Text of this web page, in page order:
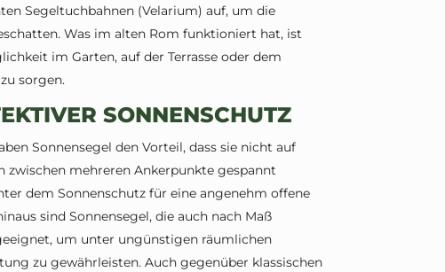
Segeltuchbahnen (Velarium) auf, um die
Was im alten Rom funktioniert hat, ist
im Garten, auf der Terrasse oder dem
sorgen.
SONNENSCHUTZ
Sonnensegel den Vorteil, dass sie nicht auf
zwischen mehreren Ankerpunkte gespannt
dem Sonnenschutz für eine angenehm offene
sind Sonnensegel, die auch nach Maß
um unter ungünstigen räumlichen
zu gewährleisten. Auch gegenüber klassischen